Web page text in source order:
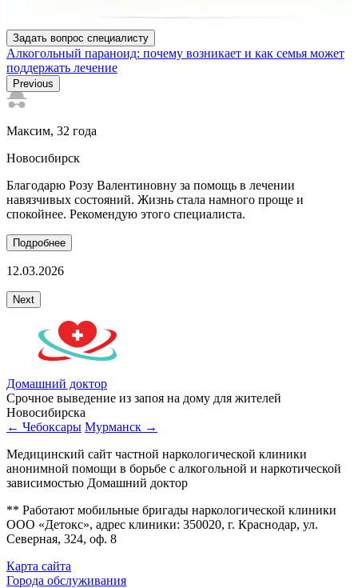
Задать вопрос специалисту
Алкогольный параноид: почему возникает и как семья может
поддержать лечение
Previous
Максим, 32 года
Новосибирск
Благодарю Розу Валентиновну за помощь в лечении
навязчивых состояний. Жизнь стала намного проще и
спокойнее. Рекомендую этого специалиста.
Подробнее
12.03.2026
Next
Домашний доктор
Срочное выведение из запоя на дому для жителей
Новосибирска
← Чебоксары Мурманск →
Медицинский сайт частной наркологической клиники
анонимной помощи в борьбе с алкогольной и наркотической
зависимостью Домашний доктор
** Работают мобильные бригады наркологической клиники
ООО «Детокс», адрес клиники: 350020, г. Краснодар, ул.
Северная, 324, оф. 8
Карта сайта
Города обслуживания